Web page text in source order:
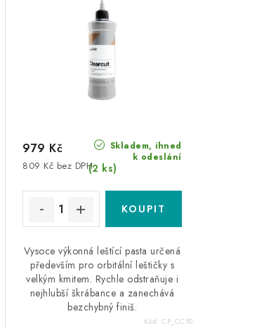
Skladem, ihned
k odeslání
(2 ks)
809 Kč bez DPH
979 Kč
Vysoce výkonná leštící pasta určená
především pro orbitální leštičky s
velkým kmitem. Rychle odstraňuje i
nejhlubší škrábance a zanechává
bezchybný finiš.
Kód:CP_CC50